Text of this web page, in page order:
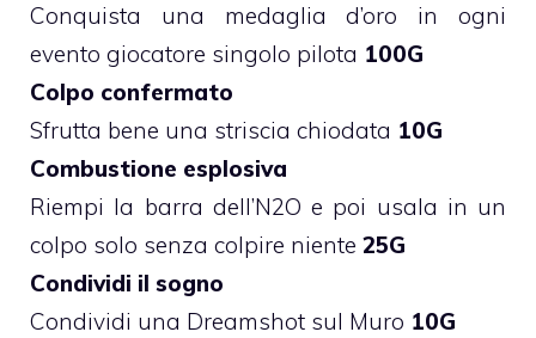
Conquista una medaglia d’oro in ogni
evento giocatore singolo pilota 100G
Colpo confermato
Sfrutta bene una striscia chiodata 10G
Combustione esplosiva
Riempi la barra dell’N2O e poi usala in un
colpo solo senza colpire niente 25G
Condividi il sogno
Condividi una Dreamshot sul Muro 10G